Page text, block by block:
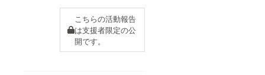
こちらの活動報告
は支援者限定の公
開です。